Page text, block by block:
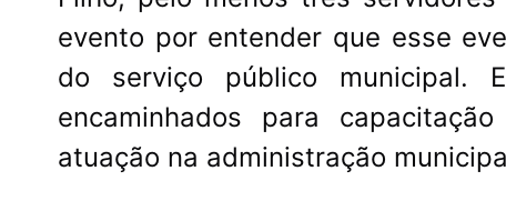
evento por entender que esse
do serviço público municipal.
encaminhados para
atuação na administração